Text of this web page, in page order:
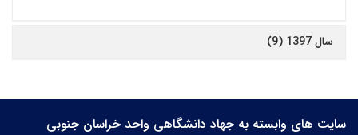
سال 1397 (9)
سایت های وابسته به جهاد دانشگاهی واحد خراسان جنوبی